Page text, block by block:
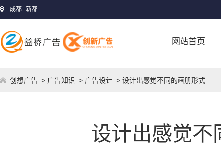
成都 新都
网站首页
创想广告 > 广告知识 > 广告设计 > 设计出感觉不同的画册形式
设计出感觉不